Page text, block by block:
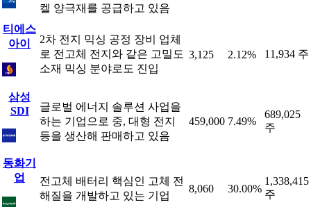
켈 양극재를 공급하고 있음
티에스
아이
2차 전지 믹싱 공정 장비 업체
로 전고체 전지와 같은 고밀도
소재 믹싱 분야로도 진입
3,125 2.12% 11,934 주
삼성
SDI
글로벌 에너지 솔루션 사업을
하는 기업으로 중, 대형 전지
등을 생산해 판매하고 있음
459,000 7.49%
689,025
주
동화기
업
전고체 배터리 핵심인 고체 전
해질을 개발하고 있는 기업
8,060 30.00%
1,338,415
주